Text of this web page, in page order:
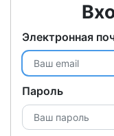
Электронная
Пароль